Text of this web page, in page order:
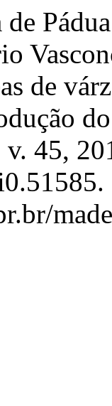
de
v. 45,